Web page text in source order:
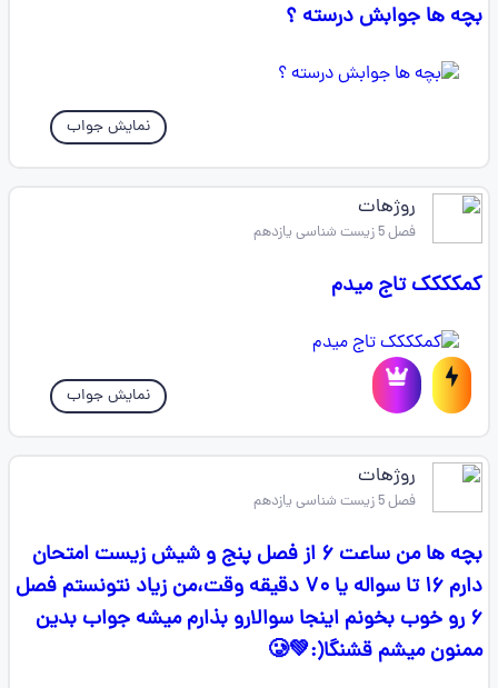
بچه ها جوابش درسته ؟
نمایش جواب
روژهات
فصل 5 زیست شناسی یازدهم
کمکککک تاج میدم
نمایش جواب
روژهات
فصل 5 زیست شناسی یازدهم
بچه ها من ساعت ۶ از فصل پنج و شیش زیست امتحان
دارم ۱۶ تا سواله یا ۷۰ دقیقه وقت،من زیاد نتونستم فصل
۶ رو خوب بخونم اینجا سوالارو بذارم میشه جواب بدین
ممنون میشم قشنگا(:💚🥲